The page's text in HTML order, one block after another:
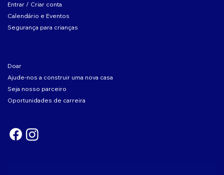
Entrar / Criar conta
Calendário e Eventos
Segurança para crianças
Doar
Ajude-nos a construir uma nova casa
Seja nosso parceiro
Oportunidades de carreira